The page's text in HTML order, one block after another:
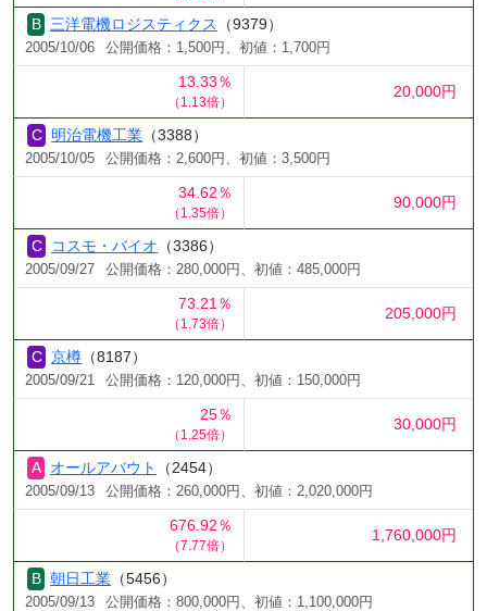
三洋電機ロジスティクス （9379）
2005/10/06 公開価格：1,500円、初値：1,700円
13.33％
（1.13倍）
20,000円
明治電機工業 （3388）
2005/10/05 公開価格：2,600円、初値：3,500円
34.62％
（1.35倍）
90,000円
コスモ・バイオ （3386）
2005/09/27 公開価格：280,000円、初値：485,000円
73.21％
（1.73倍）
205,000円
京樽 （8187）
2005/09/21 公開価格：120,000円、初値：150,000円
25％
（1.25倍）
30,000円
オールアバウト （2454）
2005/09/13 公開価格：260,000円、初値：2,020,000円
676.92％
（7.77倍）
1,760,000円
朝日工業 （5456）
2005/09/13 公開価格：800,000円、初値：1,100,000円